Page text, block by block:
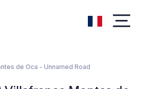
de Oca - Unnamed Road